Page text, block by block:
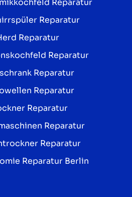
Reparatur
Reparatur
Reparatur
Reparatur
Reparatur
Reparatur
Reparatur
Reparatur
Reparatur
Reparatur Berlin